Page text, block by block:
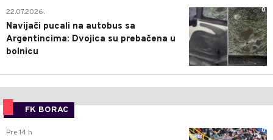
0
22.07.2026.
Navijači pucali na autobus sa
Argentincima: Dvojica su prebačena u
bolnicu
FK BORAC
0
Pre 14 h